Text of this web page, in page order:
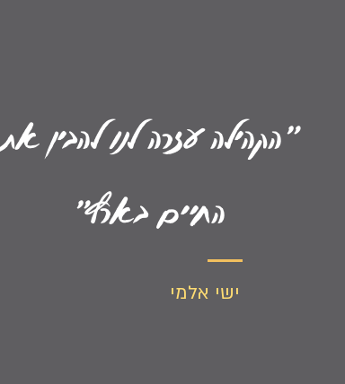
"הקהילה עזרה לנו להבין את
החיים בארץ"
ישי אלמי